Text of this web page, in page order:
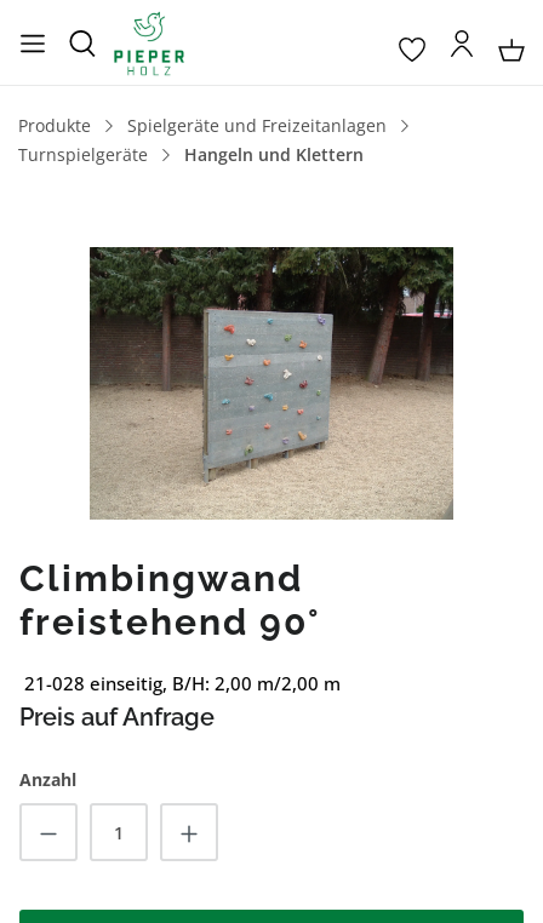
Produkte
Spielgeräte und Freizeitanlagen
Turnspielgeräte
Hangeln und Klettern
Bildergalerie überspringen
Climbingwand
freistehend 90°
21-028 einseitig, B/H: 2,00 m/2,00 m
Preis auf Anfrage
Anzahl
Produkt Anzahl: Gib den gewünschten